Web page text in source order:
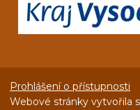
Prohlášení o přístupnosti
Webové stránky vytvořila